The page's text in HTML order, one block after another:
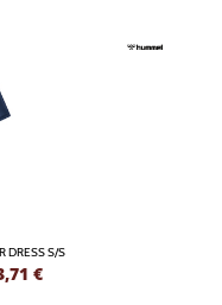
DRESS S/S
€